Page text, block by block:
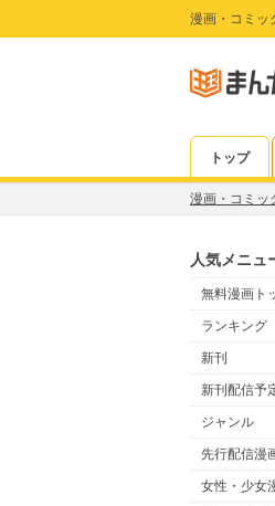
漫画・コミッ
トップ
漫画・コミッ
人気メニュ
無料漫画ト
ランキング
新刊
新刊配信予
ジャンル
先行配信漫
女性・少女